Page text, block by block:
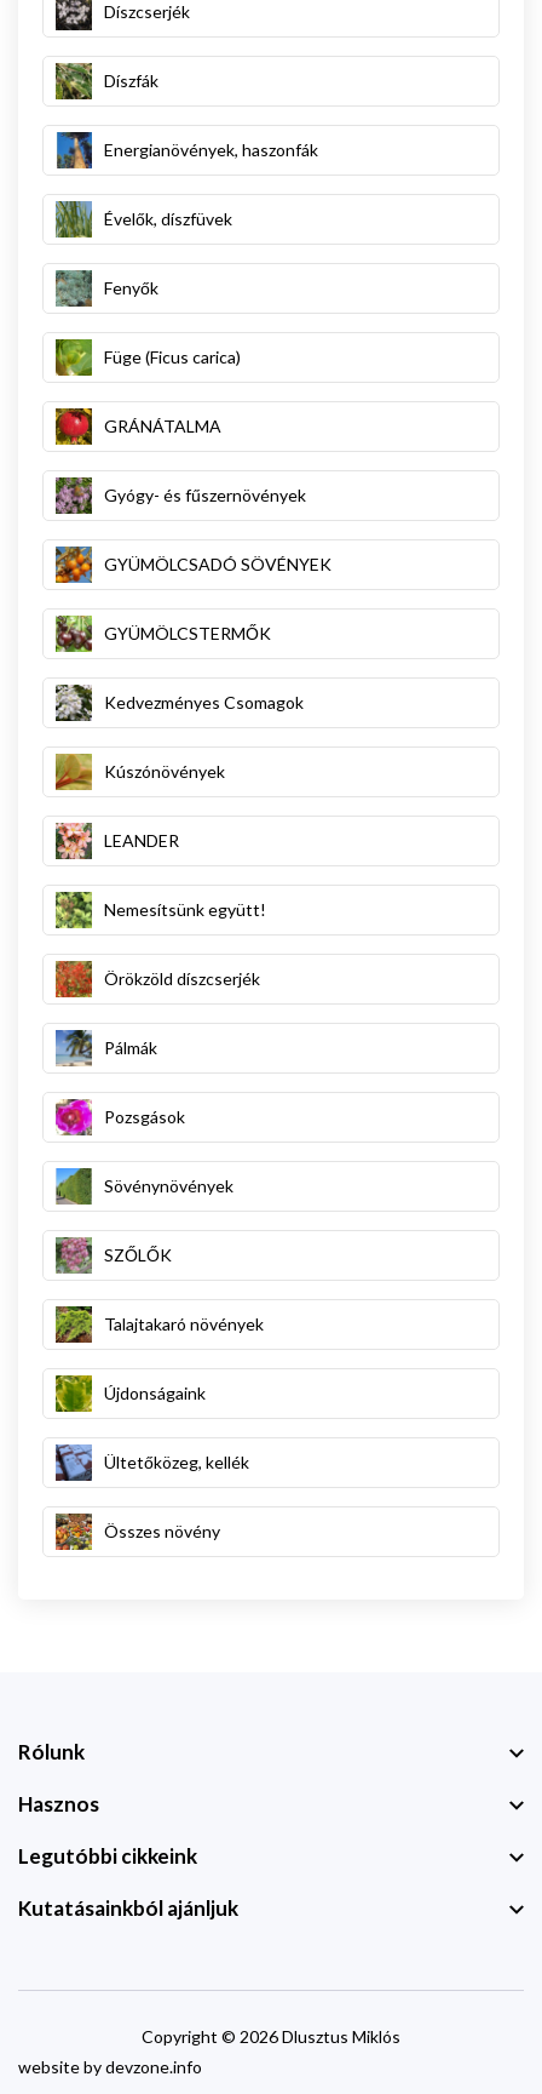
Díszcserjék
Díszfák
Energianövények, haszonfák
Évelők, díszfüvek
Fenyők
Füge (Ficus carica)
GRÁNÁTALMA
Gyógy- és fűszernövények
GYÜMÖLCSADÓ SÖVÉNYEK
GYÜMÖLCSTERMŐK
Kedvezményes Csomagok
Kúszónövények
LEANDER
Nemesítsünk együtt!
Örökzöld díszcserjék
Pálmák
Pozsgások
Sövénynövények
SZŐLŐK
Talajtakaró növények
Újdonságaink
Ültetőközeg, kellék
Összes növény
Rólunk
Hasznos
Legutóbbi cikkeink
Kutatásainkból ajánljuk
Copyright © 2026 Dlusztus Miklós
website bydevzone.info